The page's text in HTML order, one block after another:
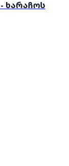
ხარაჩოს